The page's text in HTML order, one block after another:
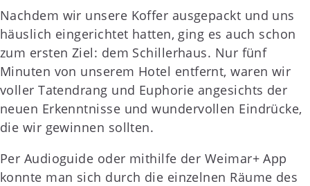
Nachdem wir unsere Koffer ausgepackt und uns
häuslich eingerichtet hatten, ging es auch schon
zum ersten Ziel: dem Schillerhaus. Nur fünf
Minuten von unserem Hotel entfernt, waren wir
voller Tatendrang und Euphorie angesichts der
neuen Erkenntnisse und wundervollen Eindrücke,
die wir gewinnen sollten.
Per Audioguide oder mithilfe der Weimar+ App
konnte man sich durch die einzelnen Räume des